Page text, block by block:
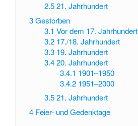
2.5 21. Jahrhundert
3Gestorben
3.1 Vor dem 17. Jahrhundert
3.2 17./18. Jahrhundert
3.3 19. Jahrhundert
3.4 20. Jahrhundert
3.4.1 1901–1950
3.4.2 1951–2000
3.5 21. Jahrhundert
4 Feier- und Gedenktage